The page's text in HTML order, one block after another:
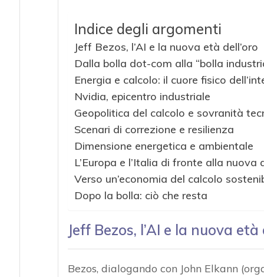
Indice degli argomenti
Jeff Bezos, l’AI e la nuova età dell’oro
Dalla bolla dot-com alla “bolla
Energia e calcolo: il cuore fisico
Nvidia, epicentro industriale
Geopolitica del calcolo e sovranità
Scenari di correzione e resilienza
Dimensione energetica e ambientale
L’Europa e l’Italia di fronte alla nuova
Verso un’economia del calcolo
Dopo la bolla: ciò che resta
Jeff Bezos, l’AI e la nuova età
Bezos, dialogando con John Elkann